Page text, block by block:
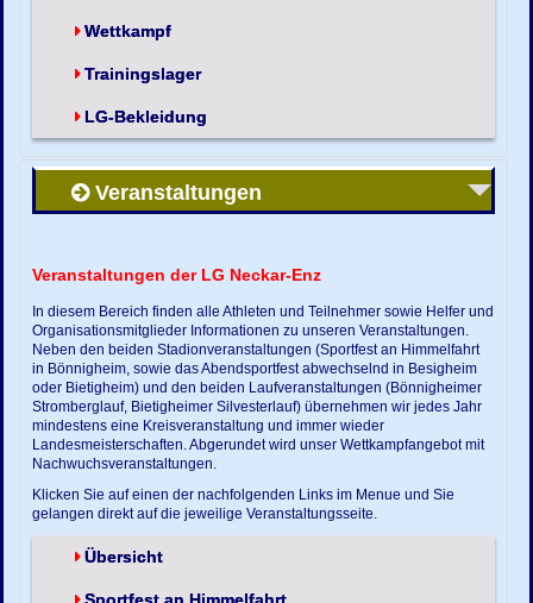
Wettkampf
Trainingslager
LG-Bekleidung
Veranstaltungen
Veranstaltungen der LG Neckar-Enz
In diesem Bereich finden alle Athleten und Teilnehmer sowie Helfer und
Organisationsmitglieder Informationen zu unseren Veranstaltungen.
Neben den beiden Stadionveranstaltungen (Sportfest an Himmelfahrt
in Bönnigheim, sowie das Abendsportfest abwechselnd in Besigheim
oder Bietigheim) und den beiden Laufveranstaltungen (Bönnigheimer
Stromberglauf, Bietigheimer Silvesterlauf) übernehmen wir jedes Jahr
mindestens eine Kreisveranstaltung und immer wieder
Landesmeisterschaften. Abgerundet wird unser Wettkampfangebot mit
Nachwuchsveranstaltungen.
Klicken Sie auf einen der nachfolgenden Links im Menue und Sie
gelangen direkt auf die jeweilige Veranstaltungsseite.
Übersicht